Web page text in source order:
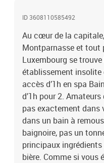
Montparnasse pour découvrir
Travail et sa structure
2 : 1h d’accès au spa Bain de
ID 3608110585492
Au cœur de la
Montparnasse et tout
Luxembourg se trouve
établissement
accès d’1h en spa
d’1h pour 2.
pas exactement dans
dans un bain à
baignoire, pas un
principaux
bière. Comme si vous